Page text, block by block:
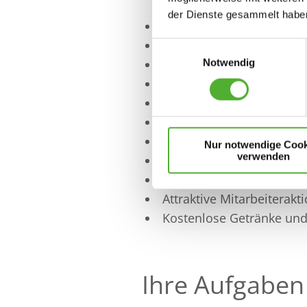
der Dienste gesammelt
Notwendig
Nur notwendige
verwenden
Feste Dienstplanung,
Intensive Einarbeitung
Führungskräfte, die
Kurze
Gesundes und agiles
Offenes und herzliches
Attraktive
Attraktive
Kostenlose Getränke
Ihre Aufgaben